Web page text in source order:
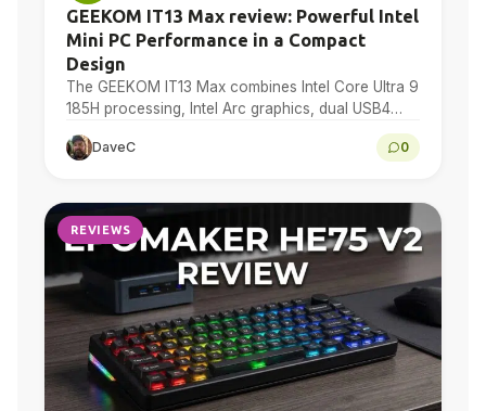
GEEKOM IT13 Max review: Powerful Intel
Mini PC Performance in a Compact
Design
The GEEKOM IT13 Max combines Intel Core Ultra 9
185H processing, Intel Arc graphics, dual USB4
DaveC 0
REVIEWS